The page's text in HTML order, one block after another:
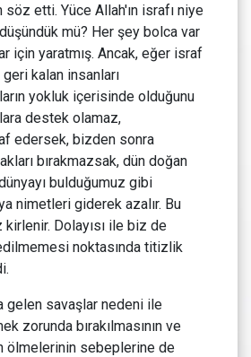
söz etti. Yüce Allah'ın israfı niye
mü? Her şey bolca var
için yaratmış. Ancak, eğer israf
kalan insanları
yokluk içerisinde olduğunu
destek olamaz,
edersek, bizden sonra
bırakmazsak, dün doğan
bulduğumuz gibi
nimetleri giderek azalır. Bu
kirlenir. Dolayısı ile biz de
noktasında titizlik
gelen savaşlar nedeni ile
zorunda bırakılmasının ve
ölmelerinin sebeplerine de